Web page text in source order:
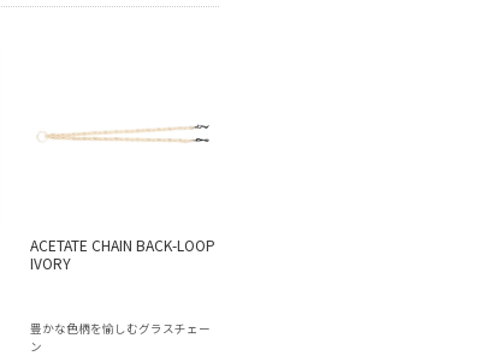
ACETATE CHAIN BACK-LOOP
IVORY
豊かな色柄を愉しむグラスチェー
ン